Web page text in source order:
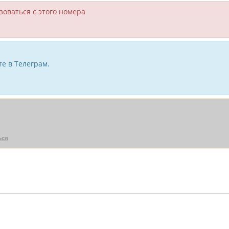
с этого номера
в Телеграм.